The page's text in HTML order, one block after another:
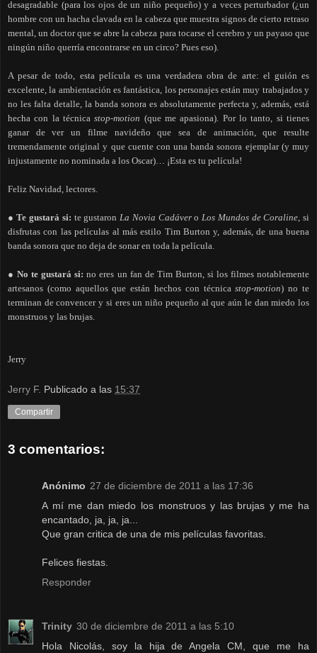
desagradable (para los ojos de un niño pequeño) y a veces perturbador (¿un
hombre con un hacha clavada en la cabeza que muestra signos de cierto retraso
mental, un doctor que se abre la cabeza para tocarse el cerebro y un payaso que
ningún niño querría encontrarse en un circo? Pues eso).
A pesar de todo, esta película es una verdadera obra de arte: el guión es
excelente, la ambientación es fantástica, los personajes están muy trabajados y
no les falta detalle, la banda sonora es absolutamente perfecta y, además, está
hecha con la técnicastop-motion (que me apasiona). Por lo tanto, si tienes
ganar de ver un filme navideño que sea de animación, que resulte
tremendamente original y que cuente con una banda sonora ejemplar (y muy
injustamente no nominada a los Oscar)… ¡Esta es tu película!
Feliz Navidad, lectores.
●Te gustará si: te gustaronLa Novia CadáveroLos Mundos de Coraline, si
disfrutas con las películas al más estilo Tim Burton y, además, de una buena
banda sonora que no deja de sonar en toda la película.
●No te gustará si:no eres un fan de Tim Burton, si los filmes notablemente
artesanos (como aquellos que están hechos con técnicastop-motion) no te
terminan de convencer y si eres un niño pequeño al que aún le dan miedo los
monstruos y las brujas.
Jerry
Jerry F. Publicado a las 15:37
Compartir
3 comentarios:
Anónimo 27 de diciembre de 2011 a las 17:36
A mí me dan miedo los monstruos y las brujas y me ha
encantado, ja, ja, ja...
Que gran critica de una de mis películas favoritas.
Felices fiestas.
Responder
Trinity 30 de diciembre de 2011 a las 5:10
Hola Nicolás, soy la hija de Angela CM, que me ha